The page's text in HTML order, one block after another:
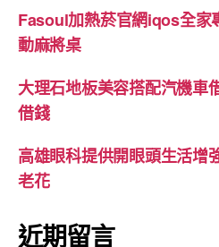
Fasoul加熱菸官網iqos全家
動麻將桌
大理石地板美容搭配汽機車
借錢
高雄眼科提供開眼頭生活增
老花
近期留言